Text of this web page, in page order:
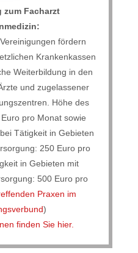
zum Facharzt
fördern
Krankenkassen
Weiterbildung in den
und zugelassener
Höhe des
pro Monat sowie
Tätigkeit in Gebieten
250 Euro pro
in Gebieten mit
500 Euro pro
Praxen im
)
finden Sie hier.